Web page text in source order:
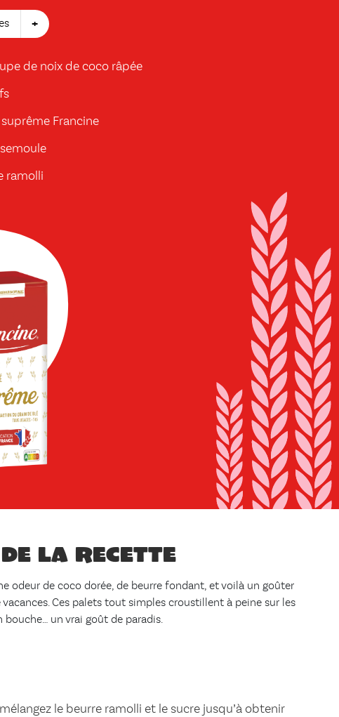
+
de noix de coco râpée
Francine
ramolli
de la recette
odeur de coco dorée, de beurre fondant, et voilà un goûter
Ces palets tout simples croustillent à peine sur les
un vrai goût de paradis.
le beurre ramolli et le sucre jusqu’à obtenir